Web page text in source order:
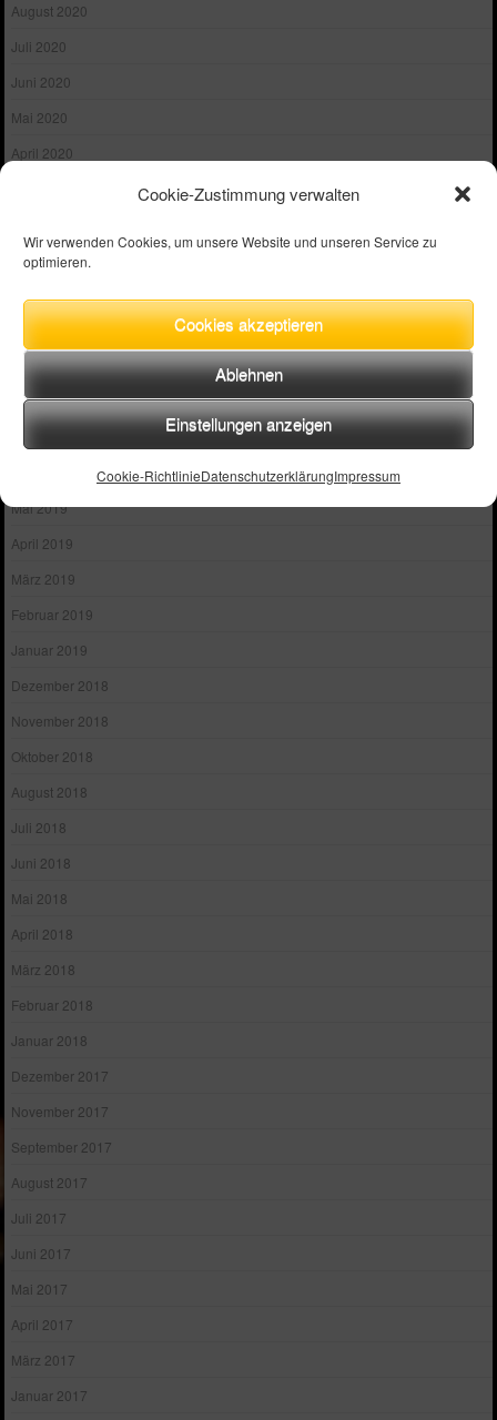
Cookie-Zustimmung verwalten
Wir verwenden Cookies, um unsere Website und unseren Service zu
optimieren.
Cookies akzeptieren
Ablehnen
Einstellungen anzeigen
Cookie-RichtlinieDatenschutzerklärungImpressum
August 2020
Juli 2020
Juni 2020
Mai 2020
April 2020
Januar 2020
Oktober 2019
September 2019
August 2019
Mai 2019
April 2019
März 2019
Februar 2019
Januar 2019
Dezember 2018
November 2018
Oktober 2018
August 2018
Juli 2018
Juni 2018
Mai 2018
April 2018
März 2018
Februar 2018
Januar 2018
Dezember 2017
November 2017
September 2017
August 2017
Juli 2017
Juni 2017
Mai 2017
April 2017
März 2017
Januar 2017